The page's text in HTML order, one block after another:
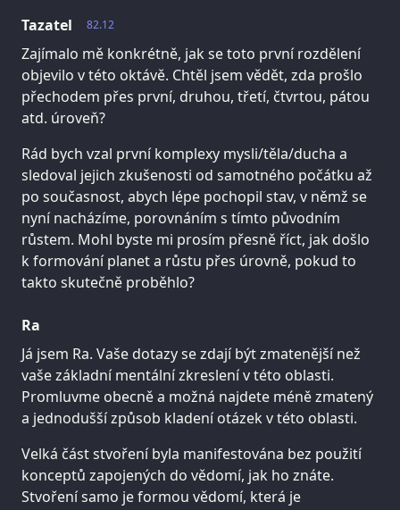
82.12
Tazatel
Zajímalo mě konkrétně, jak se toto první rozdělení
objevilo v této oktávě. Chtěl jsem vědět, zda prošlo
přechodem přes první, druhou, třetí, čtvrtou, pátou
atd. úroveň?
Rád bych vzal první komplexy mysli/těla/ducha a
sledoval jejich zkušenosti od samotného počátku až
po současnost, abych lépe pochopil stav, v němž se
nyní nacházíme, porovnáním s tímto původním
růstem. Mohl byste mi prosím přesně říct, jak došlo
k formování planet a růstu přes úrovně, pokud to
takto skutečně proběhlo?
Ra
Já jsem Ra. Vaše dotazy se zdají být zmatenější než
vaše základní mentální zkreslení v této oblasti.
Promluvme obecně a možná najdete méně zmatený
a jednodušší způsob kladení otázek v této oblasti.
Velká část stvoření byla manifestována bez použití
konceptů zapojených do vědomí, jak ho znáte.
Stvoření samo je formou vědomí, která je